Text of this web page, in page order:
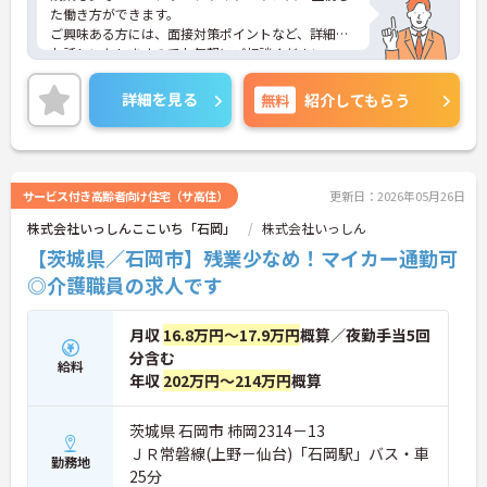
た働き方ができます。
ご興味ある方には、面接対策ポイントなど、詳細を
お話しいたしますのでお気軽にご相談ください。
詳細を見る 無料 紹介してもらう
サービス付き高齢者向け住宅（サ高住） 更新日：2026年05月26日
株式会社いっしんここいち「石岡」 株式会社いっしん
【茨城県／石岡市】残業少なめ！マイカー通勤可
◎介護職員の求人です
給料
月収 16.8万円～17.9万円概算／夜勤手当5回
分含む
年収 202万円～214万円概算
勤務地
茨城県 石岡市 柿岡2314－13
ＪＲ常磐線(上野－仙台)「石岡駅」バス・車
25分